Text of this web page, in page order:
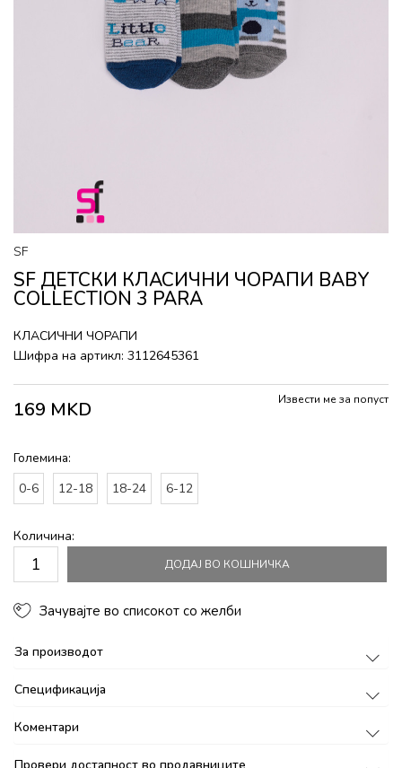
SF
SF ДЕТСКИ КЛАСИЧНИ ЧОРАПИ BABY
COLLECTION 3 PARA
КЛАСИЧНИ ЧОРАПИ
Шифра на артикл: 3112645361
169 MKD Извести ме за попуст
Големина:
0-6
12-18 18-24 6-12
Количина:
ДОДАЈ ВО КОШНИЧКА
Зачувајте во списокот со желби
За производот
Спецификација
Коментари